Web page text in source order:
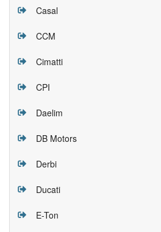
Casal
CCM
Cimatti
CPI
Daelim
DB Motors
Derbi
Ducati
E-Ton